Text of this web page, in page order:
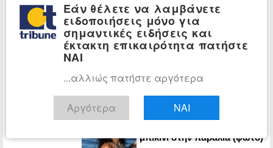
«Κόκκινος συναγερμός» σε
Αττική και άλλες πέντε
περιοχές της χώρας την
Κυριακή
σε πισίνα beach bar
μπικίνι στην παραλία (φωτο)
Εάν θέλετε να λαμβάνετε
ειδοποιήσεις μόνο για
σημαντικές ειδήσεις και
έκτακτη επικαιρότητα πατήστε
ΝΑΙ
...αλλιώς πατήστε αργότερα
Αργότερα ΝΑΙ